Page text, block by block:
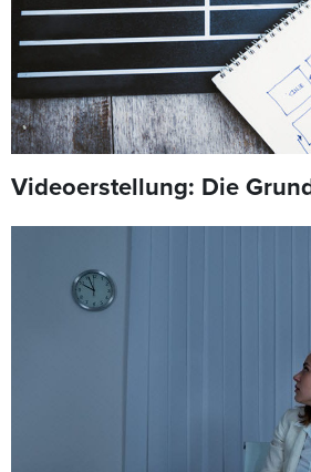
Videoerstellung: Die